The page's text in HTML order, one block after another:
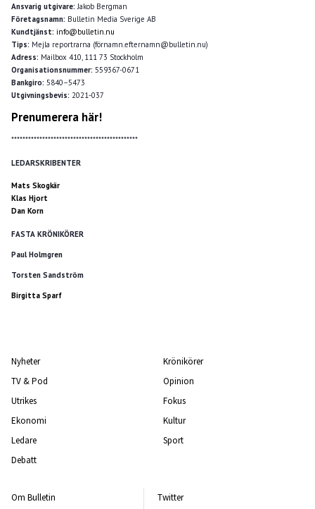
Ansvarig utgivare: Jakob Bergman
Företagsnamn: Bulletin Media Sverige AB
Kundtjänst: info@bulletin.nu
Tips: Mejla reportrarna (förnamn.efternamn@bulletin.nu)
Adress: Mailbox 410, 111 73 Stockholm
Organisationsnummer: 559367-0671
Bankgiro: 5840–5473
Utgivningsbevis: 2021-037
Prenumerera här!
*********************************************
LEDARSKRIBENTER
Mats Skogkär
Klas Hjort
Dan Korn
FASTA KRÖNIKÖRER
Paul Holmgren
Torsten Sandström
Birgitta Sparf
Nyheter
TV & Pod
Utrikes
Ekonomi
Ledare
Debatt
Krönikörer
Opinion
Fokus
Kultur
Sport
Om Bulletin Twitter